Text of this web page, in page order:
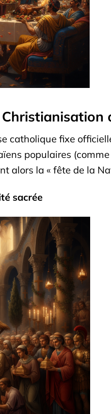
catholique fixe
populaires
alors la « fête de la
sacrée